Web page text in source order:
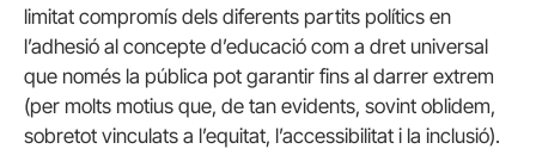
limitat compromís dels diferents partits polítics en
l’adhesió al concepte d’educació com a dret universal
que només la pública pot garantir fins al darrer extrem
(per molts motius que, de tan evidents, sovint oblidem,
sobretot vinculats a l’equitat, l’accessibilitat i la inclusió).